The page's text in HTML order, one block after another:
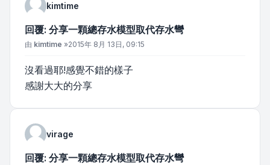
kimtime
回覆: 分享一顆總存水模型取代存水彎
文章
由 kimtime »2015年 8月 13日, 09:15
沒看過耶!感覺不錯的樣子
感謝大大的分享
virage
回覆: 分享一顆總存水模型取代存水彎